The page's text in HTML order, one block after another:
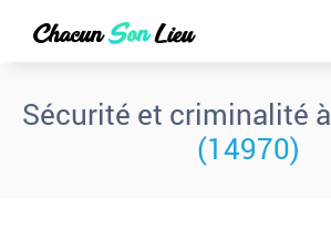
Sécurité et criminalité à
(14970)